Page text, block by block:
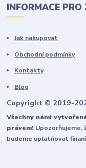
INFORMACE
Jak nakupovat
Obchodní podmínky
Kontakty
Blog
Copyright © 2019-
Všechny námi
právem! Upozorňujeme,
budeme uplatňovat